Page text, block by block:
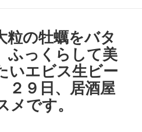
粒の牡蠣をバタ
ふっくらして美
いエビス生ビー
２９日、居酒屋
メです。